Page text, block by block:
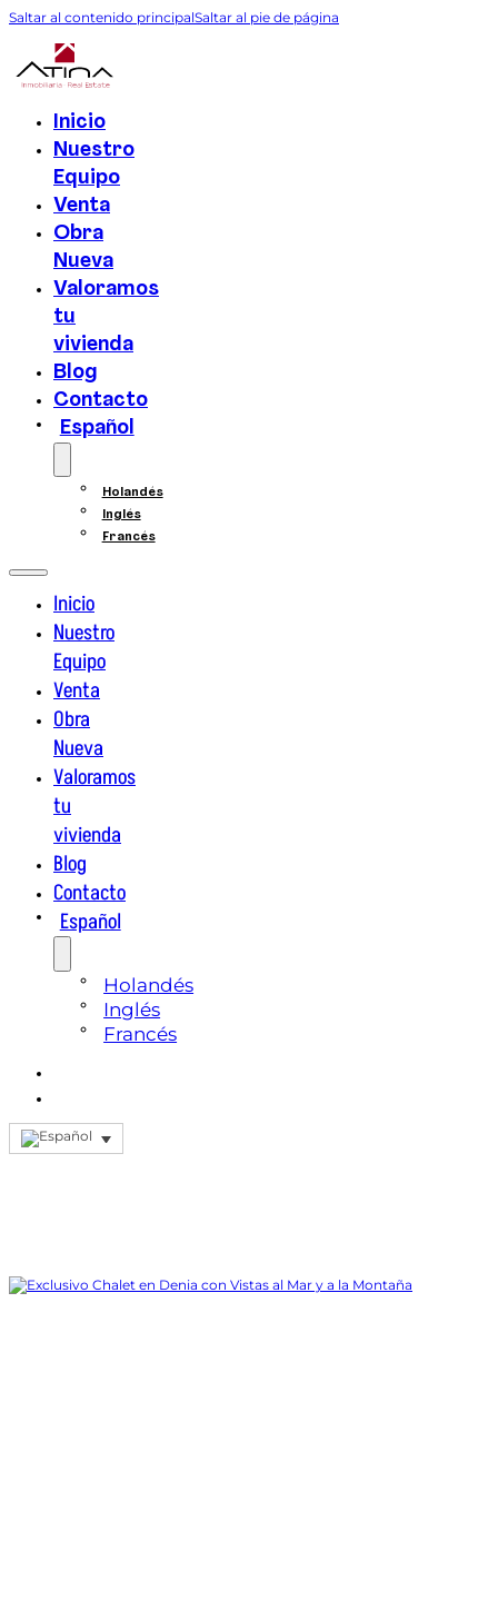
Saltar al contenido principalSaltar al pie de página
Inicio
Nuestro
Equipo
Venta
Obra
Nueva
Valoramos
tu
vivienda
Blog
Contacto
Español
Holandés
Inglés
Francés
Inicio
Nuestro
Equipo
Venta
Obra
Nueva
Valoramos
tu
vivienda
Blog
Contacto
Español
Holandés
Inglés
Francés